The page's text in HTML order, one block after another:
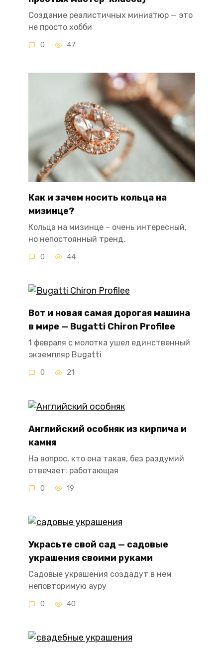
Создание реалистичных миниатюр — это
не просто хобби
0 47
Как и зачем носить кольца на
мизинце?
Кольца на мизинце – очень интересный,
но непостоянный тренд.
0 44
Вот и новая самая дорогая машина
в мире — Bugatti Chiron Profilee
1 февраля с молотка ушел единственный
экземпляр Bugatti
0 21
Английский особняк из кирпича и
камня
На вопрос, кто она такая, без раздумий
отвечает: работающая
0 19
Украсьте свой сад — садовые
украшения своими руками
Садовые украшения создадут в нем
неповторимую ауру
0 40